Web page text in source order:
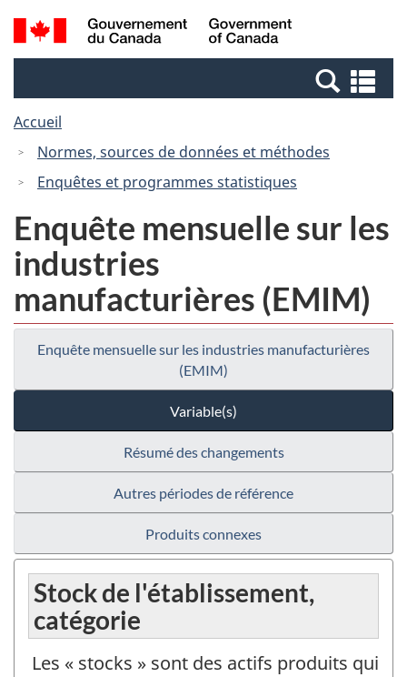
Passer
au
Passer
à
Canada
Recherche
et
et
Accueil
Normes, sources de données et méthodes
Enquêtes et programmes statistiques
Enquête mensuelle sur les
industries
manufacturières (EMIM)
Enquête mensuelle sur les industries manufacturières
(EMIM)
Variable(s)
Résumé des changements
Autres périodes de référence
Produits connexes
Stock de l'établissement,
catégorie
Les « stocks » sont des actifs produits qui